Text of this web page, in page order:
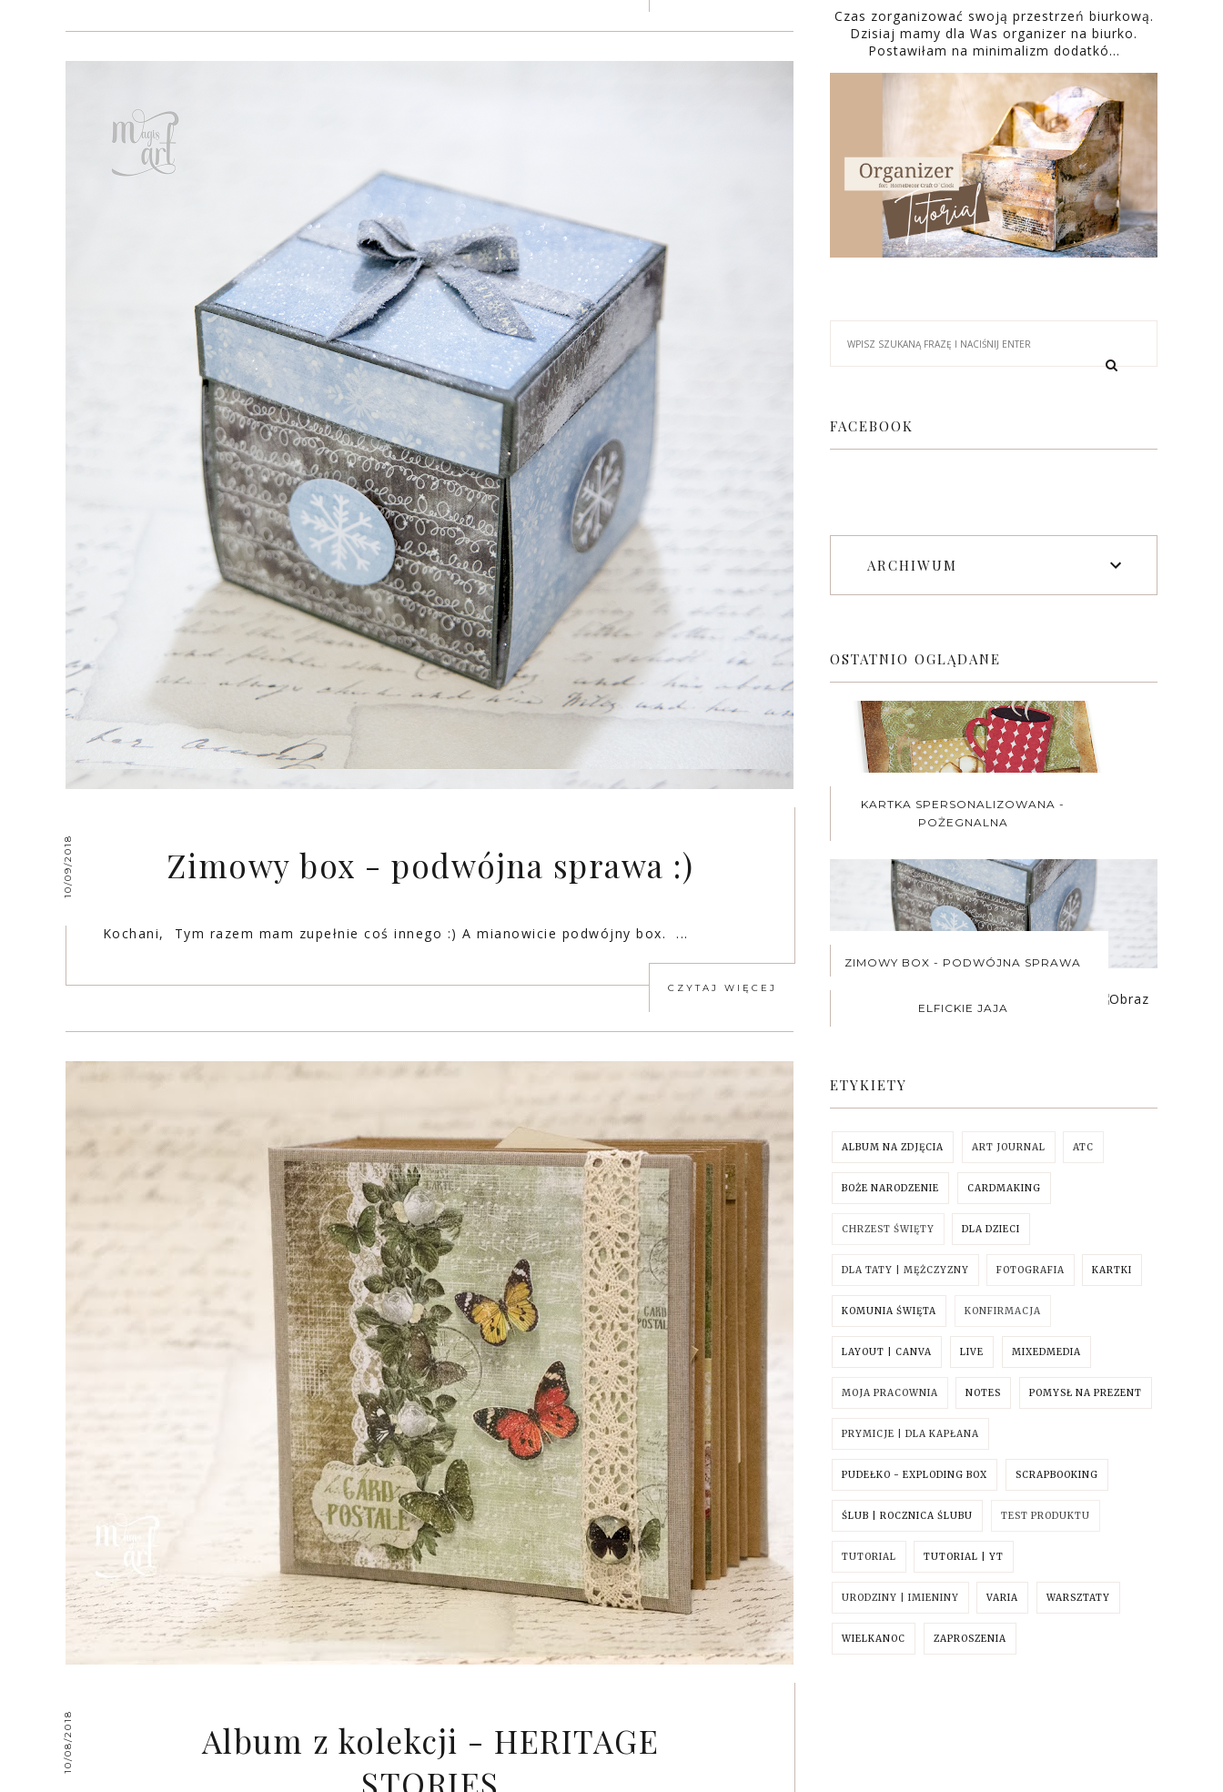
10/09/2018 Zimowy box - podwójna sprawa :)
Kochani, Tym razem mam zupełnie coś innego :) A mianowicie podwójny box. ...
CZYTAJ WIĘCEJ
10/08/2018
Album z kolekcji - HERITAGE
Czas zorganizować swoją przestrzeń biurkową.
Dzisiaj mamy dla Was organizer na biurko.
Postawiłam na minimalizm dodatkó…
FACEBOOK
ARCHIWUM
OSTATNIO OGLĄDANE
KARTKA SPERSONALIZOWANA -
POŻEGNALNA
ZIMOWY BOX - PODWÓJNA SPRAWA
ELFICKIE JAJA
ETYKIETY
ALBUM NA ZDJĘCIA ART JOURNAL ATC
BOŻE NARODZENIE CARDMAKING
CHRZEST ŚWIĘTY DLA DZIECI
DLA TATY | MĘŻCZYZNY FOTOGRAFIA KARTKI
KOMUNIA ŚWIĘTA KONFIRMACJA
LAYOUT | CANVA LIVE MIXEDMEDIA
MOJA PRACOWNIA NOTES POMYSŁ NA PREZENT
PRYMICJE | DLA KAPŁANA
PUDEŁKO - EXPLODING BOX SCRAPBOOKING
ŚLUB | ROCZNICA ŚLUBU TEST PRODUKTU
TUTORIAL TUTORIAL | YT
URODZINY | IMIENINY VARIA WARSZTATY
WIELKANOC ZAPROSZENIA